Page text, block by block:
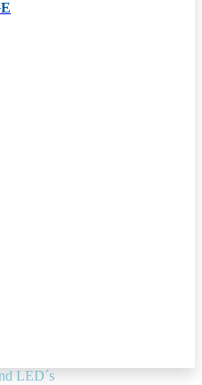
LED´s